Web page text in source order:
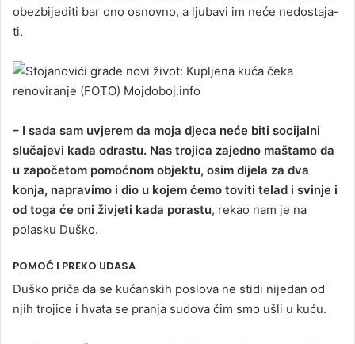
obe­zbi­je­di­ti bar ono osnovno, a lju­ba­vi im neće ne­dos­ta­ja­
ti.
– I sada sam uvjerem da moja djeca neće biti socijalni
slučajevi kada odrastu. Nas trojica zajedno maštamo da
u započetom pomoćnom objektu, osim dijela za dva
konja, napravimo i dio u kojem ćemo toviti telad i svinje i
od toga će oni živjeti kada porastu, rekao nam je na
polasku Duško.
POMOĆ I PREKO UDASA
Duško priča da se kućanskih poslova ne stidi nijedan od
njih trojice i hvata se pranja sudova čim smo ušli u kuću.